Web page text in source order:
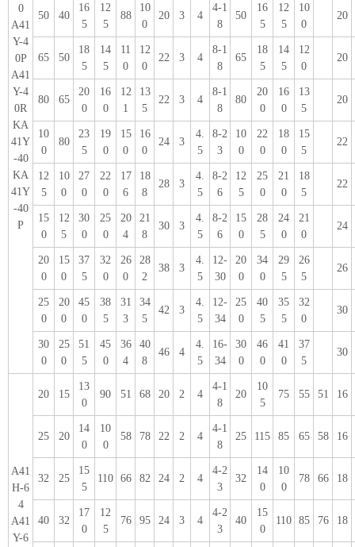
0
A41
Y-4
0P
A41
Y-4
0R
KA
41Y
-40
KA
41Y
-40
P
50 40
16
5
12
5
88
10
0
20 3 4
4-1
8
50
16
5
12
5
10
0
20
65 50
18
5
14
5
11
0
12
0
22 3 4
8-1
8
65
18
5
14
5
12
0
20
80 65
20
0
16
0
12
1
13
5
22 3 4
8-1
8
80
20
0
16
0
13
5
20
10
0
80
23
5
19
0
15
0
16
0
24 3
4.
5
8-2
3
10
0
22
0
18
0
15
5
22
12
5
10
0
27
0
22
0
17
6
18
8
28 3
4.
5
8-2
6
12
5
25
0
21
0
18
5
22
15
0
12
5
30
0
25
0
20
4
21
8
30 3
4.
5
8-2
6
15
0
28
5
24
0
21
0
24
20
0
15
0
37
5
32
0
26
0
28
2
38 3
4.
5
12-
30
20
0
34
0
29
5
26
5
26
25
0
20
0
45
0
38
5
31
3
34
5
42 3
4.
5
12-
34
25
0
40
5
35
5
32
0
30
30
0
25
0
51
5
45
0
36
4
40
8
46 4
4.
5
16-
34
30
0
46
0
41
0
37
5
30
A41
H-6
4
A41
Y-6
20 15
13
0
90 51 68 20 2 4
4-1
8
20
10
5
75 55 51 16
25 20
14
0
10
0
58 78 22 2 4
4-1
8
25 115 85 65 58 16
32 25
15
5
110 66 82 24 2 4
4-2
3
32
14
0
10
0
78 66 18
40 32
17
0
12
5
76 95 24 3 4
4-2
3
40
15
0
110 85 76 18